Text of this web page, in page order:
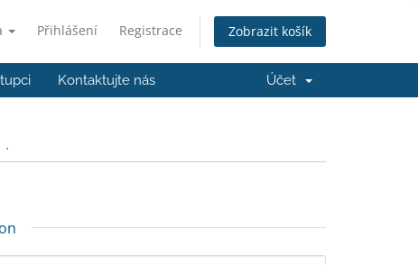
Přihlášení Registrace Zobrazit košík
Kontaktujte nás Účet